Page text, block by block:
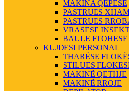
MAKINA QEPËSE
PASTRUES
PASTRUES
VRASESE
BAULE FTOHESE
KUJDESI PERSONAL
THARËSE
STILUES
MAKINË QETHJE
MAKINË RROJE